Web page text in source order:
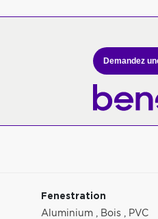
Demandez
Fenestration
Aluminium , Bois , PVC